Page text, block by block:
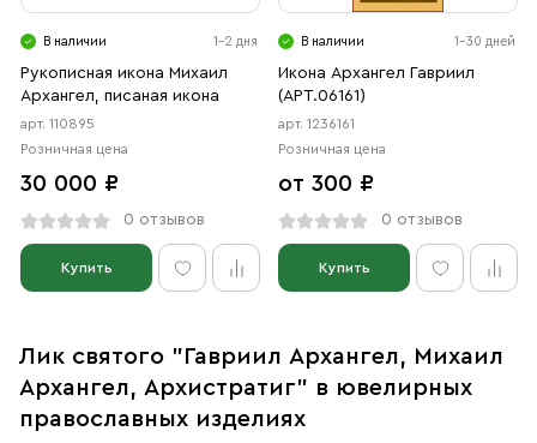
В наличии 1-2 дня
Рукописная икона Михаил
Архангел, писаная икона
арт. 110895
Розничная цена
30 000 ₽
0 отзывов
Купить
В наличии 1-30 дней
Икона Архангел Гавриил
(АРТ.06161)
арт. 1236161
Розничная цена
от 300 ₽
0 отзывов
Купить
Лик святого "Гавриил Архангел, Михаил
Архангел, Архистратиг" в ювелирных
православных изделиях